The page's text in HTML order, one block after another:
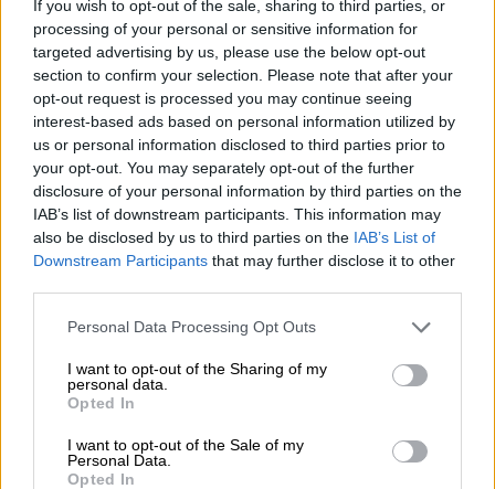
If you wish to opt-out of the sale, sharing to third parties, or
processing of your personal or sensitive information for
targeted advertising by us, please use the below opt-out
section to confirm your selection. Please note that after your
opt-out request is processed you may continue seeing
interest-based ads based on personal information utilized by
us or personal information disclosed to third parties prior to
your opt-out. You may separately opt-out of the further
disclosure of your personal information by third parties on the
IAB’s list of downstream participants. This information may
also be disclosed by us to third parties on the IAB’s List of
Downstream Participants that may further disclose it to other
Personal Data Processing Opt Outs
I want to opt-out of the Sharing of my
personal data.
Opted In
I want to opt-out of the Sale of my
Personal Data.
Opted In
μπορεί να έχουμε θεραπεία που αναστέλλει την εξέλιξη του
Πάρκινσον»
05.08.2026 - 12:33
Ε.Ε και παράνομη μετανάστευση: προτάσεις και δράσεις με
παρονομαστή το κοινό συμφέρον
05.08.2026 - 12:11
Αντώνης Βουκλαρής - «ΕΡΡΙΚΟΣ ΝΤΥΝΑΝ»
05.08.2026 - 11:30
ΠΕΡΙΣΣΟΤΕΡΑ